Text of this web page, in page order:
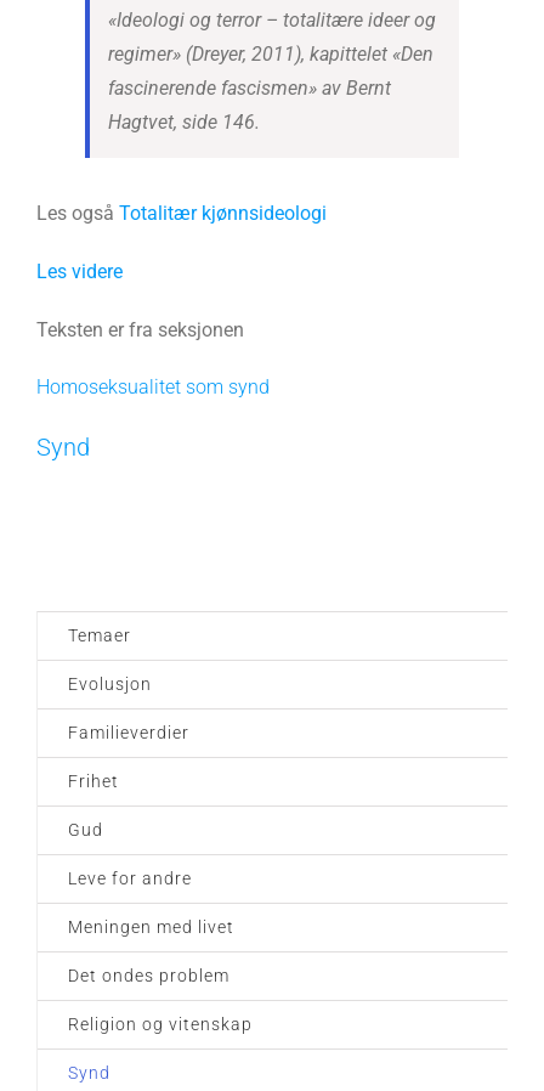
«Ideologi og terror – totalitære ideer og
regimer» (Dreyer, 2011), kapittelet «Den
fascinerende fascismen» av Bernt
Hagtvet, side 146.
Les også Totalitær kjønnsideologi
Les videre
Teksten er fra seksjonen
Homoseksualitet som synd
Synd
Temaer
Evolusjon
Familieverdier
Frihet
Gud
Leve for andre
Meningen med livet
Det ondes problem
Religion og vitenskap
Synd